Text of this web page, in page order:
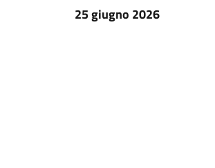
25 giugno 2026